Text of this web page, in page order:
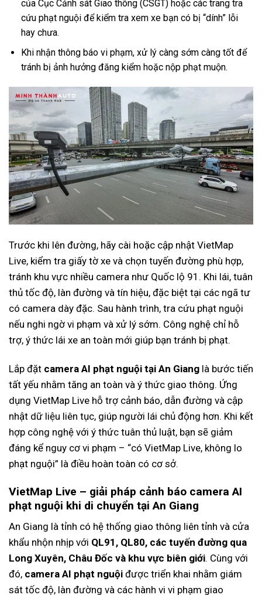
của Cục Cảnh sát Giao thông (CSGT) hoặc các trang tra
cứu phạt nguội để kiểm tra xem xe bạn có bị “dính” lỗi
hay chưa.
Khi nhận thông báo vi phạm, xử lý càng sớm càng tốt để
tránh bị ảnh hưởng đăng kiểm hoặc nộp phạt muộn.
Trước khi lên đường, hãy cài hoặc cập nhật VietMap
Live, kiểm tra giấy tờ xe và chọn tuyến đường phù hợp,
tránh khu vực nhiều camera như Quốc lộ 91. Khi lái, tuân
thủ tốc độ, làn đường và tín hiệu, đặc biệt tại các ngã tư
có camera dày đặc. Sau hành trình, tra cứu phạt nguội
nếu nghi ngờ vi phạm và xử lý sớm. Công nghệ chỉ hỗ
trợ, ý thức lái xe an toàn mới giúp bạn tránh bị phạt.
Lắp đặt camera AI phạt nguội tại An Giang là bước tiến
tất yếu nhằm tăng an toàn và ý thức giao thông. Ứng
dụng VietMap Live hỗ trợ cảnh báo, dẫn đường và cập
nhật dữ liệu liên tục, giúp người lái chủ động hơn. Khi kết
hợp công nghệ với ý thức tuân thủ luật, bạn sẽ giảm
đáng kể nguy cơ vi phạm – “có VietMap Live, không lo
phạt nguội” là điều hoàn toàn có cơ sở.
VietMap Live – giải pháp cảnh báo camera AI
phạt nguội khi di chuyển tại An Giang
An Giang là tỉnh có hệ thống giao thông liên tỉnh và cửa
khẩu nhộn nhịp với QL91, QL80, các tuyến đường qua
Long Xuyên, Châu Đốc và khu vực biên giới. Cùng với
đó, camera AI phạt nguội được triển khai nhằm giám
sát tốc độ, làn đường và các hành vi vi phạm giao